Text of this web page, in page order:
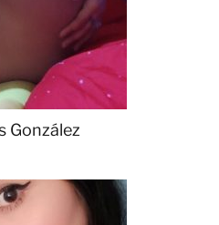
González